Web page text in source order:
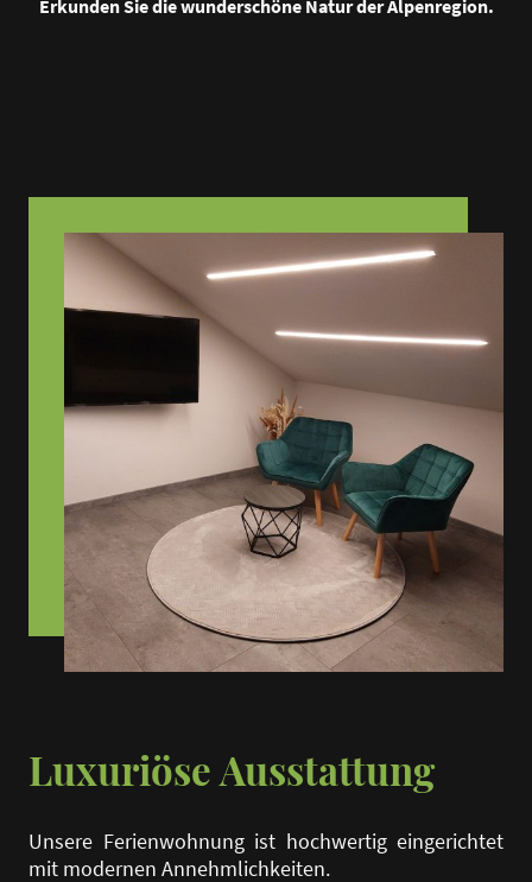
Erkunden Sie die wunderschöne Natur der Alpenregion.
Luxuriöse Ausstattung
Unsere Ferienwohnung ist hochwertig eingerichtet
mit modernen Annehmlichkeiten.